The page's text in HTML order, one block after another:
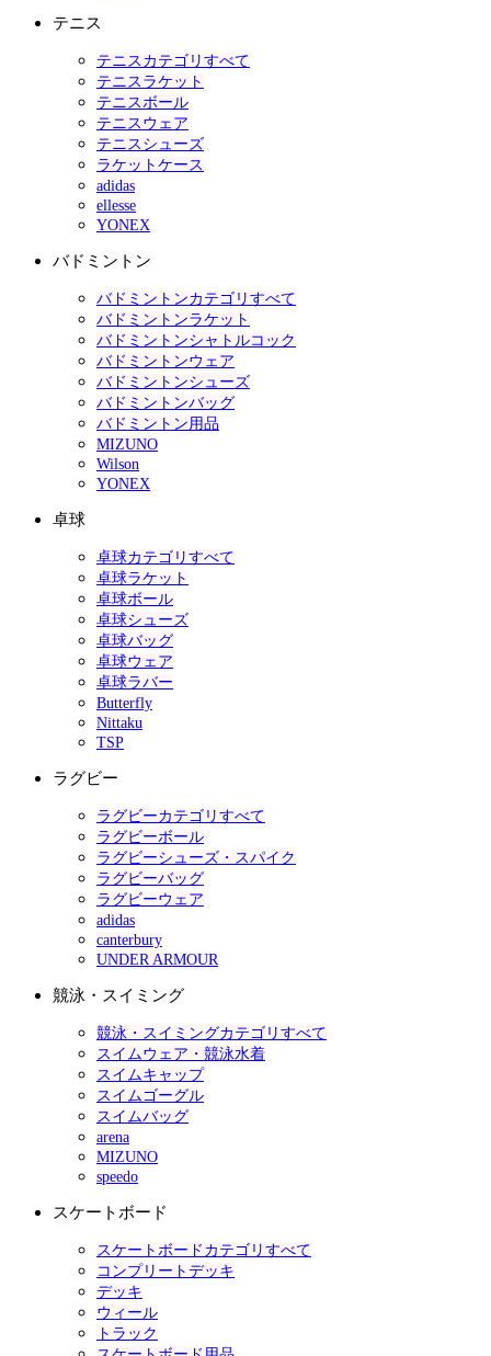
テニス
テニスカテゴリすべて
テニスラケット
テニスボール
テニスウェア
テニスシューズ
ラケットケース
adidas
ellesse
YONEX
バドミントン
バドミントンカテゴリすべて
バドミントンラケット
バドミントンシャトルコック
バドミントンウェア
バドミントンシューズ
バドミントンバッグ
バドミントン用品
MIZUNO
Wilson
YONEX
卓球
卓球カテゴリすべて
卓球ラケット
卓球ボール
卓球シューズ
卓球バッグ
卓球ウェア
卓球ラバー
Butterfly
Nittaku
TSP
ラグビー
ラグビーカテゴリすべて
ラグビーボール
ラグビーシューズ・スパイク
ラグビーバッグ
ラグビーウェア
adidas
canterbury
UNDER ARMOUR
競泳・スイミング
競泳・スイミングカテゴリすべて
スイムウェア・競泳水着
スイムキャップ
スイムゴーグル
スイムバッグ
arena
MIZUNO
speedo
スケートボード
スケートボードカテゴリすべて
コンプリートデッキ
デッキ
ウィール
トラック